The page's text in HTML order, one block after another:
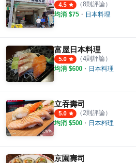
4.5 （8則評論）
均消 $75 ・ 日本料理
富屋日本料理
5.0 （4則評論）
均消 $600 ・ 日本料理
立吞壽司
5.0 （2則評論）
均消 $500 ・ 日本料理
京園壽司